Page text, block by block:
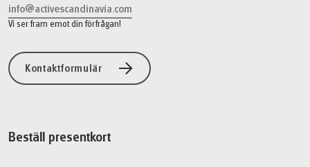
info@activescandinavia.com
Vi ser fram emot din förfrågan!
Kontaktformulär
Beställ presentkort